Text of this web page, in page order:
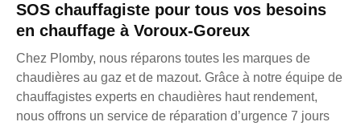
SOS chauffagiste pour tous vos besoins
en chauffage à Voroux-Goreux
Chez Plomby, nous réparons toutes les marques de
chaudières au gaz et de mazout. Grâce à notre équipe de
chauffagistes experts en chaudières haut rendement,
nous offrons un service de réparation d’urgence 7 jours